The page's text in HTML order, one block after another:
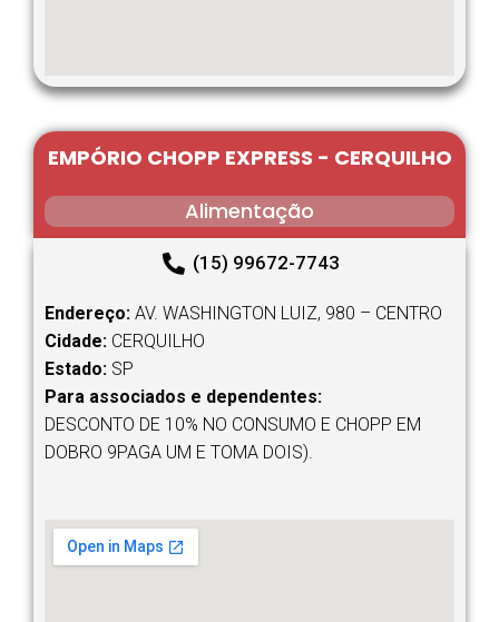
EMPÓRIO CHOPP EXPRESS - CERQUILHO
Alimentação
(15) 99672-7743
Endereço: AV. WASHINGTON LUIZ, 980 – CENTRO
Cidade: CERQUILHO
Estado: SP
Para associados e dependentes:
DESCONTO DE 10% NO CONSUMO E CHOPP EM
DOBRO 9PAGA UM E TOMA DOIS).